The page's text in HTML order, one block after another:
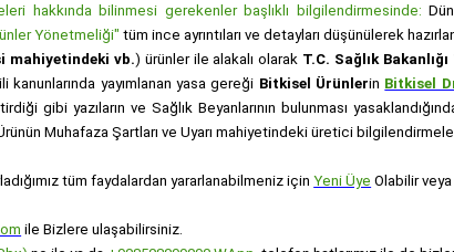
hakkında bilinmesi gerekenler başlıklı bilgilendirmesinde:
Yönetmeliği" tüm ince ayrıntıları ve detayları düşünülerek
mahiyetindeki vb.) ürünler ile alakalı olarak T.C. Sağlık
kanunlarında yayımlanan yasa gereği Bitkisel Ürünlerin Bitkisel
gibi yazıların ve Sağlık Beyanlarının bulunması
Muhafaza Şartları ve Uyarı mahiyetindeki üretici
tüm faydalardan yararlanabilmeniz içinYeni Üye Olabilir
ile Bizlere ulaşabilirsiniz.